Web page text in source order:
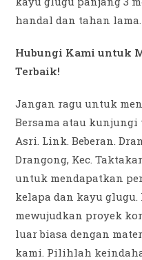
handal dan tahan lama.
Hubungi Kami untuk
Terbaik!
Jangan ragu untuk
Bersama atau
Asri. Link. Beberan.
Drangong, Kec.
untuk mendapatkan
kelapa dan kayu
mewujudkan proyek
luar biasa dengan
kami. Pilihlah